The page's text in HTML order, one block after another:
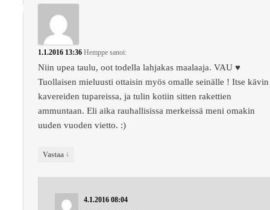
1.1.2016 13:36 Hemppe sanoi:
Niin upea taulu, oot todella lahjakas maalaaja. VAU ♥
Tuollaisen mieluusti ottaisin myös omalle seinälle ! Itse kävin
kavereiden tupareissa, ja tulin kotiin sitten rakettien
ammuntaan. Eli aika rauhallisissa merkeissä meni omakin
uuden vuoden vietto. :)
Vastaa ↓
4.1.2016 08:04